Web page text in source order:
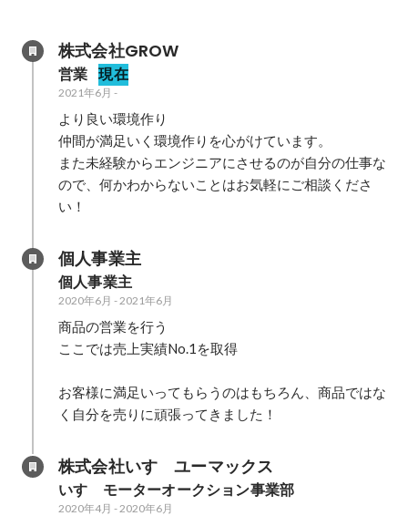
株式会社GROW
営業 現在
2021年6月 -
より良い環境作り
仲間が満足いく環境作りを心がけています。
また未経験からエンジニアにさせるのが自分の仕事な
ので、何かわからないことはお気軽にご相談くださ
い！
個人事業主
個人事業主
2020年6月 - 2021年6月
商品の営業を行う
ここでは売上実績No.1を取得
お客様に満足いってもらうのはもちろん、商品ではな
く自分を売りに頑張ってきました！
株式会社いすゞユーマックス
いすゞモーターオークション事業部
2020年4月 - 2020年6月